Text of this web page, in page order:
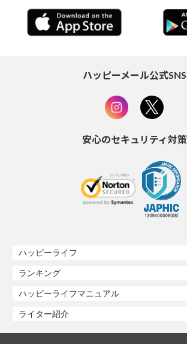
ハッピーメール公式SNS
安心のセキュリティ対策
ハッピーライフ
ランキング
ハッピーライフマニュアル
ライター紹介